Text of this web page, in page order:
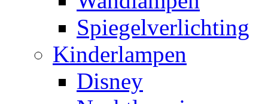
Spiegelverlichting
Kinderlampen
Disney